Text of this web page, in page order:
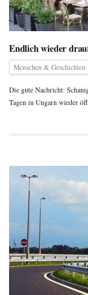
Endlich wieder
Menschen & Geschichten
Die gute Nachricht:
Tagen in Ungarn wieder